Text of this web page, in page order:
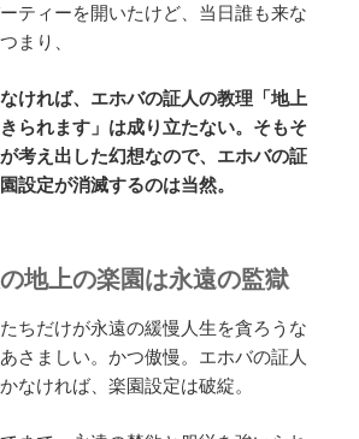
ティーを開いたけど、当日誰も来な
まり、
ければ、エホバの証人の教理「地上
られます」は成り立たない。そもそ
考え出した幻想なので、エホバの証
設定が消滅するのは当然。
地上の楽園は永遠の監獄
ちだけが永遠の緩慢人生を貪ろうな
さましい。かつ傲慢。エホバの証人
なければ、楽園設定は破綻。